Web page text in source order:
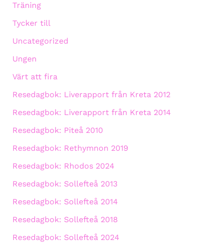
Träning
Tycker till
Uncategorized
Ungen
Värt att fira
Resedagbok: Liverapport från Kreta 2012
Resedagbok: Liverapport från Kreta 2014
Resedagbok: Piteå 2010
Resedagbok: Rethymnon 2019
Resedagbok: Rhodos 2024
Resedagbok: Sollefteå 2013
Resedagbok: Sollefteå 2014
Resedagbok: Sollefteå 2018
Resedagbok: Sollefteå 2024